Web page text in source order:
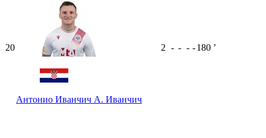
20
Антонио Иванчич А. Иванчич
2 - - - -180 ʼ